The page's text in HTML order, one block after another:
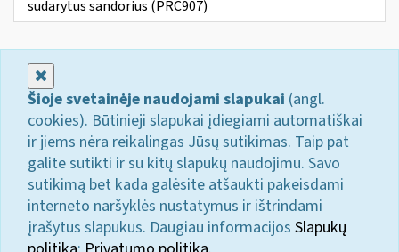
sudarytus sandorius (PRC907)
Šioje svetainėje naudojami slapukai (angl.
cookies). Būtinieji slapukai įdiegiami automatiškai
ir jiems nėra reikalingas Jūsų sutikimas. Taip pat
galite sutikti ir su kitų slapukų naudojimu. Savo
sutikimą bet kada galėsite atšaukti pakeisdami
interneto naršyklės nustatymus ir ištrindami
įrašytus slapukus. Daugiau informacijos Slapukų